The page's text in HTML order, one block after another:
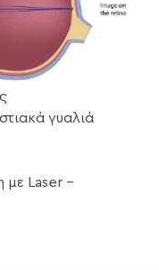
γυαλιά
με Laser –